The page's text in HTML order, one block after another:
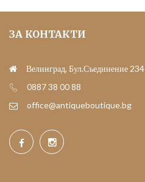
ЗА КОНТАКТИ
Велинград, Бул.Съединение 234
0887 38 00 88
office@antiqueboutique.bg